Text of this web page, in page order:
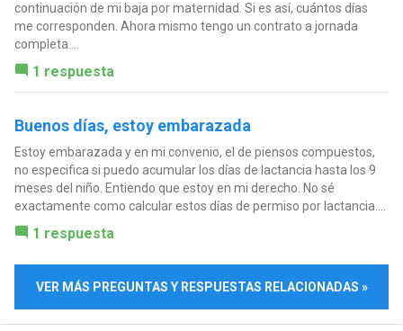
continuación de mi baja por maternidad. Si es así, cuántos días
me corresponden. Ahora mismo tengo un contrato a jornada
completa....
1 respuesta
Buenos días, estoy embarazada
Estoy embarazada y en mi convenio, el de piensos compuestos,
no especifica si puedo acumular los días de lactancia hasta los 9
meses del niño. Entiendo que estoy en mi derecho. No sé
exactamente como calcular estos días de permiso por lactancia....
1 respuesta
VER MÁS PREGUNTAS Y RESPUESTAS RELACIONADAS »